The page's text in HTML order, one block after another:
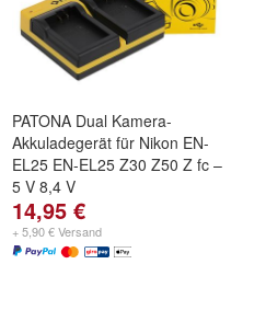
PATONA Dual Kamera-
Akkuladegerät für Nikon EN-
EL25 EN-EL25 Z30 Z50 Z fc –
5 V 8,4 V
14,95 €
+ 5,90 € Versand